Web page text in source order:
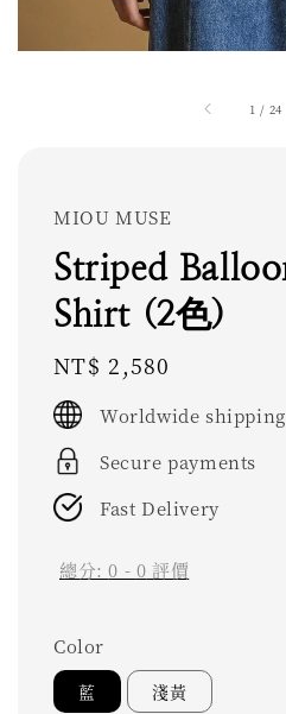
1 / 24
MIOU MUSE
Striped
Shirt (2色)
Regular
price
NT$ 2,580
Worldwide shipping
Secure payments
Fast Delivery
總分:0 - 0 評價
Color
藍 淺黃